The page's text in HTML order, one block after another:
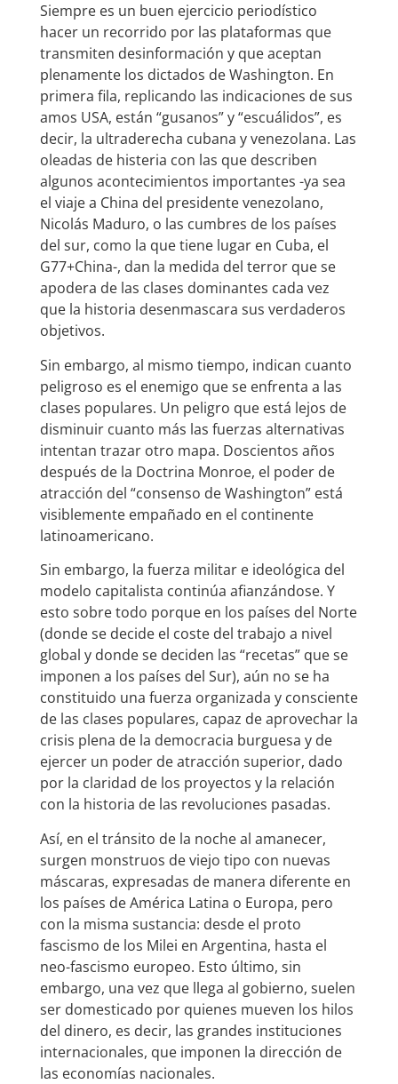
Siempre es un buen ejercicio periodístico
hacer un recorrido por las plataformas que
transmiten desinformación y que aceptan
plenamente los dictados de Washington. En
primera fila, replicando las indicaciones de sus
amos USA, están “gusanos” y “escuálidos”, es
decir, la ultraderecha cubana y venezolana. Las
oleadas de histeria con las que describen
algunos acontecimientos importantes -ya sea
el viaje a China del presidente venezolano,
Nicolás Maduro, o las cumbres de los países
del sur, como la que tiene lugar en Cuba, el
G77+China-, dan la medida del terror que se
apodera de las clases dominantes cada vez
que la historia desenmascara sus verdaderos
objetivos.
Sin embargo, al mismo tiempo, indican cuanto
peligroso es el enemigo que se enfrenta a las
clases populares. Un peligro que está lejos de
disminuir cuanto más las fuerzas alternativas
intentan trazar otro mapa. Doscientos años
después de la Doctrina Monroe, el poder de
atracción del “consenso de Washington” está
visiblemente empañado en el continente
latinoamericano.
Sin embargo, la fuerza militar e ideológica del
modelo capitalista continúa afianzándose. Y
esto sobre todo porque en los países del Norte
(donde se decide el coste del trabajo a nivel
global y donde se deciden las “recetas” que se
imponen a los países del Sur), aún no se ha
constituido una fuerza organizada y consciente
de las clases populares, capaz de aprovechar la
crisis plena de la democracia burguesa y de
ejercer un poder de atracción superior, dado
por la claridad de los proyectos y la relación
con la historia de las revoluciones pasadas.
Así, en el tránsito de la noche al amanecer,
surgen monstruos de viejo tipo con nuevas
máscaras, expresadas de manera diferente en
los países de América Latina o Europa, pero
con la misma sustancia: desde el proto
fascismo de los Milei en Argentina, hasta el
neo-fascismo europeo. Esto último, sin
embargo, una vez que llega al gobierno, suelen
ser domesticado por quienes mueven los hilos
del dinero, es decir, las grandes instituciones
internacionales, que imponen la dirección de
las economías nacionales.